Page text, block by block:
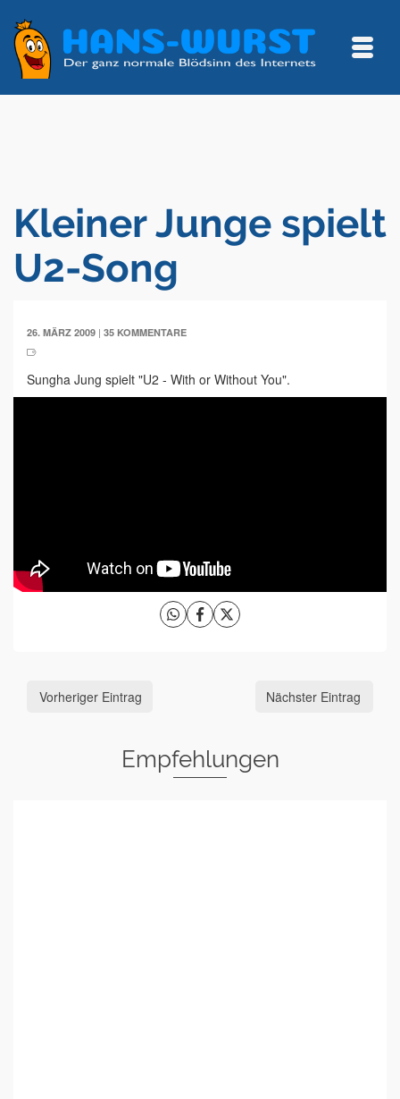
Kleiner Junge spielt
U2-Song
26. MÄRZ 2009 | 35 KOMMENTARE
Sungha Jung spielt "U2 - With or Without You".
Vorheriger Eintrag Nächster Eintrag
Empfehlungen